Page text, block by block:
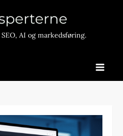
AI og markedsføring.